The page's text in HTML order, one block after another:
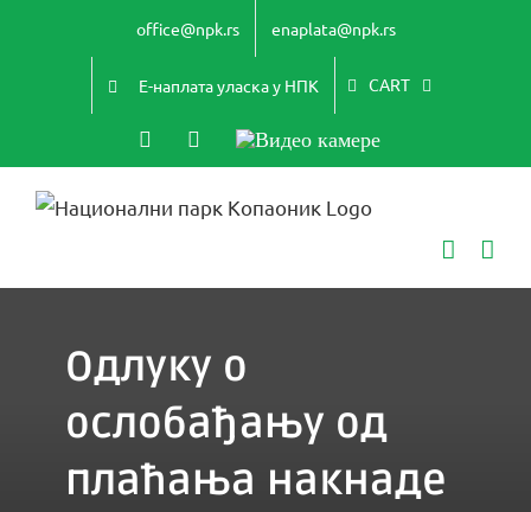
office@npk.rs enaplata@npk.rs
Е-наплата уласка у НПК CART
InstagramYouTube
Видео
Одлуку о
ослобађању од
плаћања накнаде